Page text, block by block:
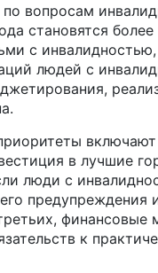
вопросам
становятся
с
людей с
в лучшие
люди с
предупреждения
к